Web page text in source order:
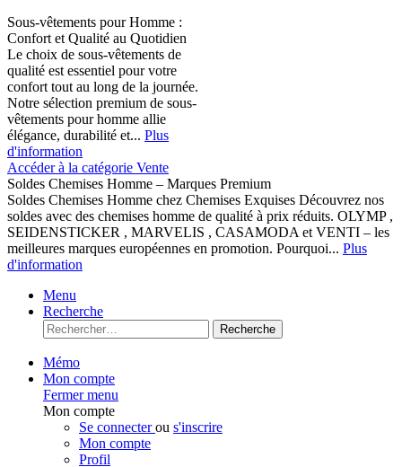
Sous-vêtements pour Homme :
Confort et Qualité au Quotidien
Le choix de sous-vêtements de
qualité est essentiel pour votre
confort tout au long de la journée.
Notre sélection premium de sous-
vêtements pour homme allie
élégance, durabilité et... Plus
d'information
Accéder à la catégorie Vente
Soldes Chemises Homme – Marques Premium
Soldes Chemises Homme chez Chemises Exquises Découvrez nos
soldes avec des chemises homme de qualité à prix réduits. OLYMP ,
SEIDENSTICKER , MARVELIS , CASAMODA et VENTI – les
meilleures marques européennes en promotion. Pourquoi... Plus
d'information
Menu
Recherche
Recherche
Mémo
Mon compte
Fermer menu
Mon compte
Se connecterou s'inscrire
Mon compte
Profil